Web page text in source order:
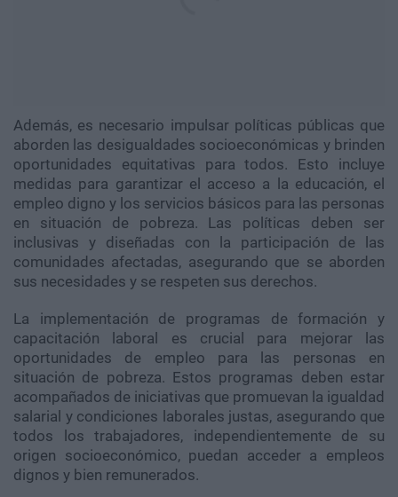
Además, es necesario impulsar políticas públicas que
aborden las desigualdades socioeconómicas y brinden
oportunidades equitativas para todos. Esto incluye
medidas para garantizar el acceso a la educación, el
empleo digno y los servicios básicos para las personas
en situación de pobreza. Las políticas deben ser
inclusivas y diseñadas con la participación de las
comunidades afectadas, asegurando que se aborden
sus necesidades y se respeten sus derechos.
La implementación de programas de formación y
capacitación laboral es crucial para mejorar las
oportunidades de empleo para las personas en
situación de pobreza. Estos programas deben estar
acompañados de iniciativas que promuevan la igualdad
salarial y condiciones laborales justas, asegurando que
todos los trabajadores, independientemente de su
origen socioeconómico, puedan acceder a empleos
dignos y bien remunerados.